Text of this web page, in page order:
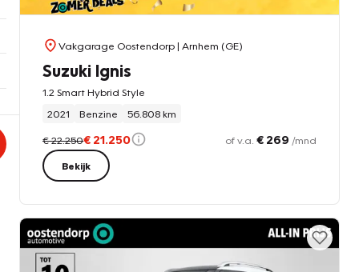
Vakgarage Oostendorp| Arnhem (GE)
Suzuki Ignis
1.2 Smart Hybrid Style
2021
Benzine 56.808 km
€ 22.250€ 21.250 of v.a. € 269 /mnd
Bekijk